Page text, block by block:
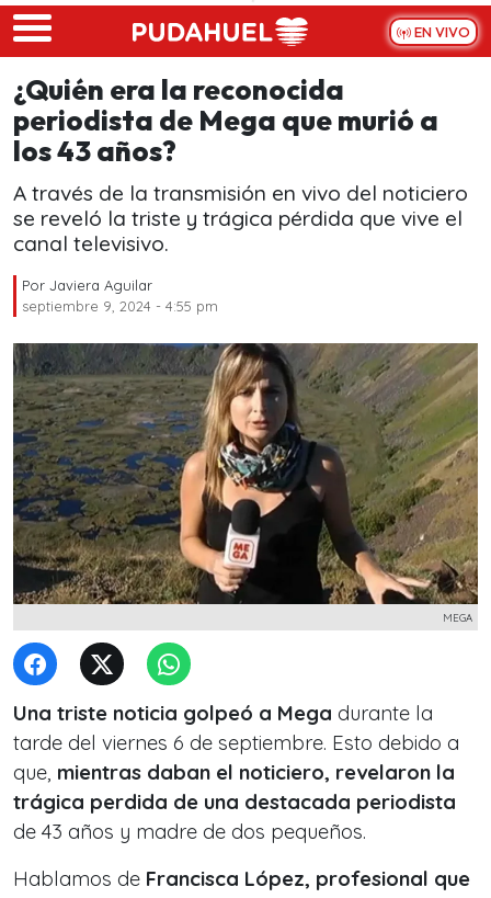
Skip to main content
EN VIVO
¿Quién era la reconocida
periodista de Mega que murió a
los 43 años?
A través de la transmisión en vivo del noticiero
se reveló la triste y trágica pérdida que vive el
canal televisivo.
Por Javiera Aguilar
septiembre 9, 2024 - 4:55 pm
MEGA
Una triste noticia golpeó a Mega durante la
tarde del viernes 6 de septiembre. Esto debido a
que, mientras daban el noticiero, revelaron la
trágica perdida de una destacada periodista
de 43 años y madre de dos pequeños.
Hablamos de Francisca López, profesional que